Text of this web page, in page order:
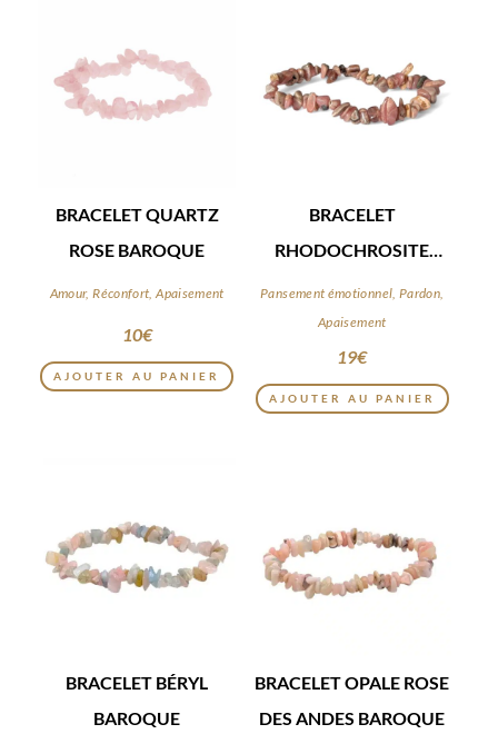
BRACELET QUARTZ
ROSE BAROQUE
Amour, Réconfort, Apaisement
10€
AJOUTER AU PANIER
BRACELET
RHODOCHROSITE
BAROQUE
Pansement émotionnel, Pardon,
Apaisement
19€
AJOUTER AU PANIER
BRACELET BÉRYL
BAROQUE
BRACELET OPALE ROSE
DES ANDES BAROQUE